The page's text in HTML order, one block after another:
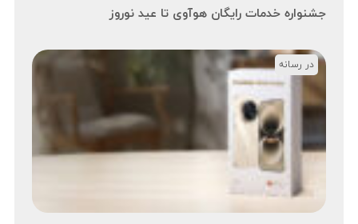
جشنواره خدمات رایگان هوآوی تا عید نوروز
در رسانه